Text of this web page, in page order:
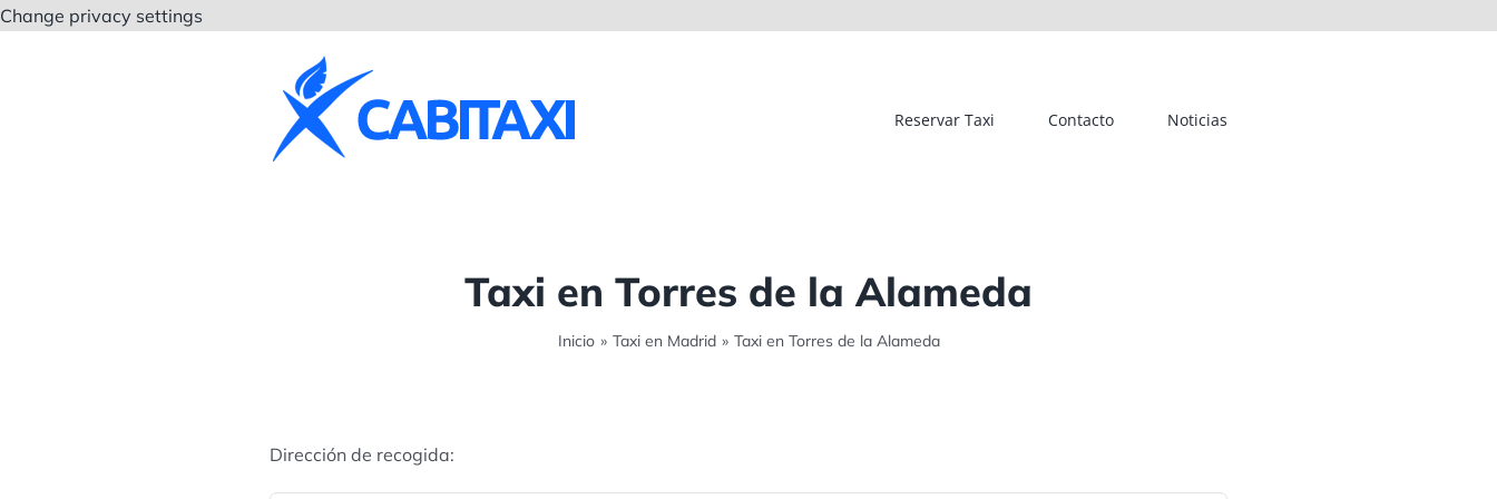
Change privacy settings
Reservar Taxi Contacto Noticias
Taxi en Torres de la Alameda
Inicio » Taxi en Madrid » Taxi en Torres de la Alameda
Dirección de recogida: